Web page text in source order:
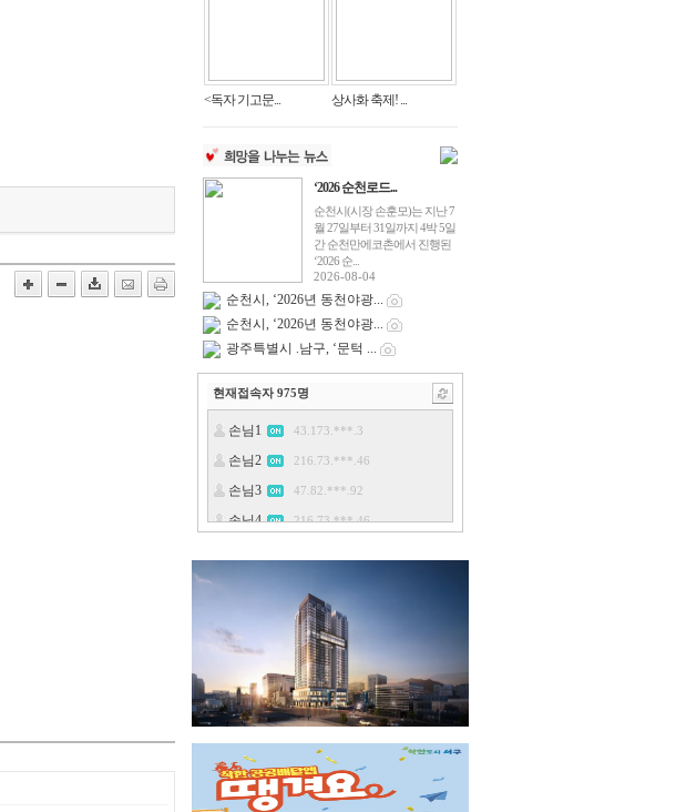
<독자 기고문... 상사화 축제! ...
‘2026 순천로드...
순천시(시장 손훈모)는 지난 7
월 27일부터 31일까지 4박 5일
간 순천만에코촌에서 진행된
‘2026 순...
2026-08-04
순천시, ‘2026년 동천야광...
순천시, ‘2026년 동천야광...
광주특별시 .남구, ‘문턱 ...
현재접속자 975명